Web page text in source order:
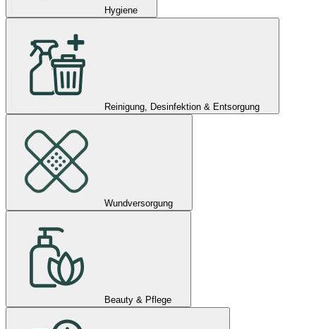
Hygiene
Reinigung, Desinfektion & Entsorgung
Wundversorgung
Beauty & Pflege